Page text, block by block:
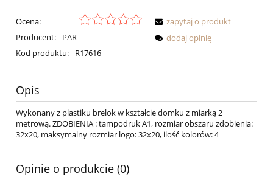
Ocena:
Producent:
PAR
Kod produktu:
R17616
zapytaj o produkt
dodaj opinię
Opis
Wykonany z plastiku brelok w kształcie domku z miarką 2
metrową. ZDOBIENIA : tampodruk A1, rozmiar obszaru zdobienia:
32x20, maksymalny rozmiar logo: 32x20, ilość kolorów: 4
Opinie o produkcie (0)